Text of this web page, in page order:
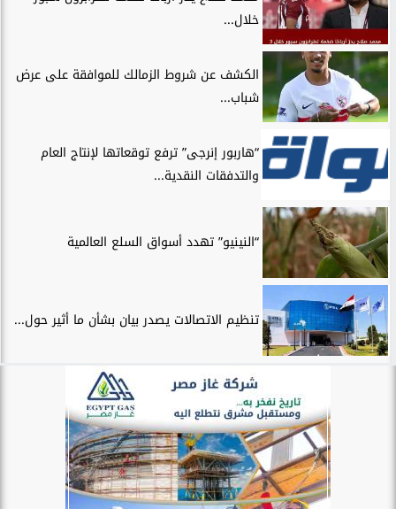
خلال...
الكشف عن شروط الزمالك للموافقة على عرض
شباب...
“هاربور إنرجى” ترفع توقعاتها لإنتاج العام
والتدفقات النقدية...
“النينيو” تهدد أسواق السلع العالمية
تنظيم الاتصالات يصدر بيان بشأن ما أثير حول...